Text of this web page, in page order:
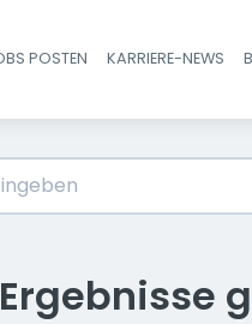
Haupt-Navigation
POSTEN KARRIERE-NEWS